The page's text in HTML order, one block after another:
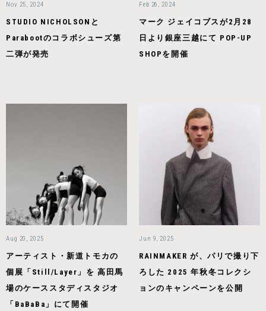
Nov 25, 2024
STUDIO NICHOLSONと
Parabootのコラボシューズ第
二弾が発売
Feb 26, 2024
マーク ジェイコブスが2月28
日より銀座三越にて POP-UP
SHOPを開催
Aug 20, 2025
アーティスト・新道トモカの
個展「Still/Layer」を 高田馬
場のケーススタディスタジオ
「BaBaBa」にて開催
Jun 9, 2025
RAINMAKER が、パリで撮り下
ろした 2025 年秋冬コレクシ
ョンのキャンペーンを公開